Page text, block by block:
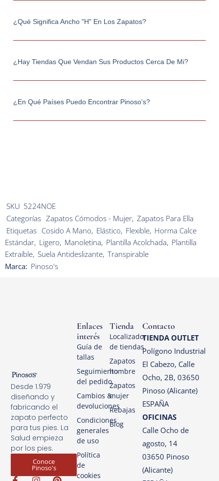
¿Qué Significa Ancho "h" En Los Zapatos?
¿Hay Tiendas Que Vendan Sus Productos Cerca De Mi?
¿En Qué Países Puedo Encontrar Pinoso's?
SKU 5224NOE
Categorías Zapatos Cómodos - Mujer, Zapatos Para Ella
Etiquetas Cosido A Mano, Elástico, Flexible, Horma Calce
Estándar, Ligero, Manoletina, Plantilla Acolchada, Plantilla
Extraíble, Suela Antideslizante, Transpirable
Marca: Pinoso's
Desde 1.979
diseñando y
fabricando el
zapato perfecto
para tus pies. La
Salud empieza
por los pies.
Conoce
Pinoso's
Tienda
Localizador
de tiendas
Zapatos
hombre
Zapatos
mujer
Rebajas
Blog
Enlaces
interés
Guía de
tallas
Seguimiento
del pedido
Cambios &
devoluciones
Condiciones
generales
de uso
Política
de
cookies
Contacto
TIENDA OUTLET
Polígono Industrial
El Cabezo, Calle
Ocho, 2B, 03650
Pinoso (Alicante)
ESPAÑA
OFICINAS
Calle Ocho de
agosto, 14
03650 Pinoso
(Alicante)